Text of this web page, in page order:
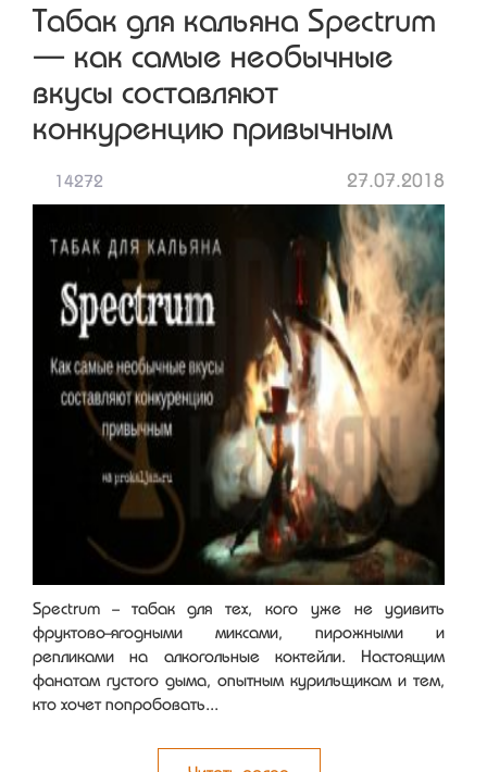
Табак для кальяна Spectrum
— как самые необычные
вкусы составляют
конкуренцию привычным
27.07.2018
14272
Spectrum - табак для тех, кого уже не удивить
фруктово-ягодными миксами, пирожными и
репликами на алкогольные коктейли. Настоящим
фанатам густого дыма, опытным курильщикам и тем,
кто хочет попробовать...